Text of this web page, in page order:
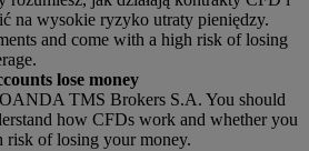
na wysokie ryzyko utraty pieniędzy.
and come with a high risk of losing
lose money
TMS Brokers S.A. You should
how CFDs work and whether you
risk of losing your money.